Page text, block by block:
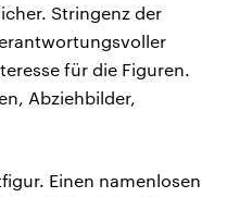
Stringenz der
für die Figuren.
Abziehbilder,
Einen namenlosen